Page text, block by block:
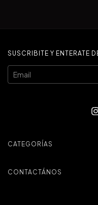
SUSCRIBITE Y ENTERATE
CATEGORÍAS
CONTACTÁNOS